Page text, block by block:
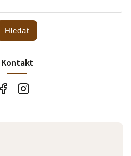
Hledat
Kontakt